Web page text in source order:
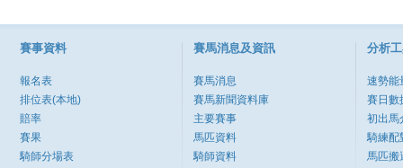
賽事資料
報名表
排位表(本地)
賠率
賽果
騎師分場表
賽馬消息及資訊
賽馬消息
賽馬新聞資料庫
主要賽事
馬匹資料
騎師資料
分析
速勢能
賽日數
初出馬
騎練配
馬匹搬